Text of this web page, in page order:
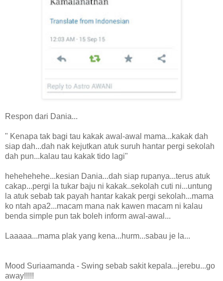
Respon dari Dania...
" Kenapa tak bagi tau kakak awal-awal mama...kakak dah
siap dah...dah nak kejutkan atuk suruh hantar pergi sekolah
dah pun...kalau tau kakak tido lagi"
hehehehehe...kesian Dania...dah siap rupanya...terus atuk
cakap...pergi la tukar baju ni kakak..sekolah cuti ni...untung
la atuk sebab tak payah hantar kakak pergi sekolah...mama
ko ntah apa2...macam mana nak kawen macam ni kalau
benda simple pun tak boleh inform awal-awal...
Laaaaa...mama plak yang kena...hurm...sabau je la...
Mood Suriaamanda - Swing sebab sakit kepala...jerebu...go
away!!!!!